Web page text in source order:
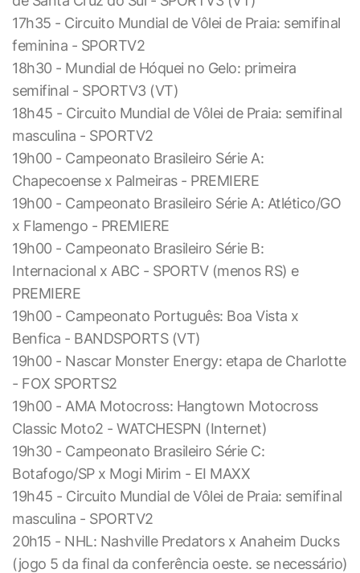
17h35 - Circuito Mundial de Vôlei de Praia: semifinal
feminina - SPORTV2
18h30 - Mundial de Hóquei no Gelo: primeira
semifinal - SPORTV3 (VT)
18h45 - Circuito Mundial de Vôlei de Praia: semifinal
masculina - SPORTV2
19h00 - Campeonato Brasileiro Série A:
Chapecoense x Palmeiras - PREMIERE
19h00 - Campeonato Brasileiro Série A: Atlético/GO
x Flamengo - PREMIERE
19h00 - Campeonato Brasileiro Série B:
Internacional x ABC - SPORTV (menos RS) e
PREMIERE
19h00 - Campeonato Português: Boa Vista x
Benfica - BANDSPORTS (VT)
19h00 - Nascar Monster Energy: etapa de Charlotte
- FOX SPORTS2
19h00 - AMA Motocross: Hangtown Motocross
Classic Moto2 - WATCHESPN (Internet)
19h30 - Campeonato Brasileiro Série C:
Botafogo/SP x Mogi Mirim - EI MAXX
19h45 - Circuito Mundial de Vôlei de Praia: semifinal
masculina - SPORTV2
20h15 - NHL: Nashville Predators x Anaheim Ducks
(jogo 5 da final da conferência oeste. se necessário)